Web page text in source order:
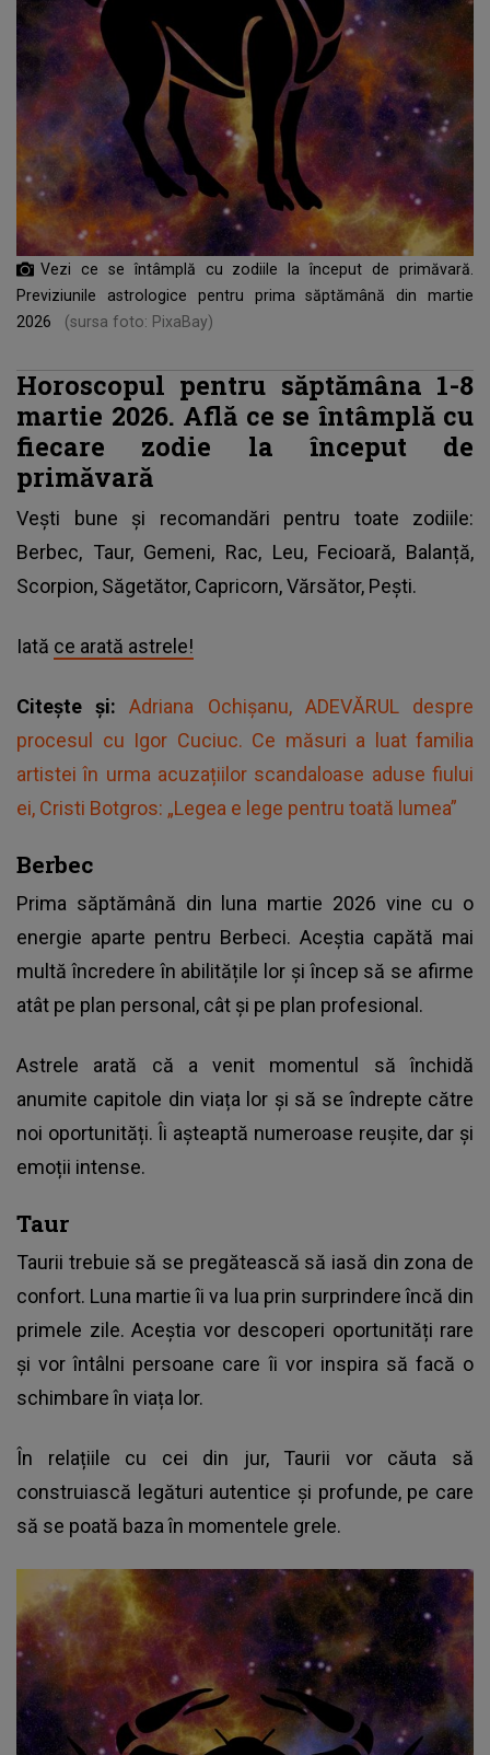
Vezi ce se întâmplă cu zodiile la început de primăvară.
Previziunile astrologice pentru prima săptămână din martie
2026
(sursa foto: PixaBay)
Horoscopul pentru săptămâna 1-8
martie 2026. Află ce se întâmplă cu
fiecare zodie la început de
primăvară
Vești bune și recomandări pentru toate zodiile:
Berbec, Taur, Gemeni, Rac, Leu, Fecioară, Balanță,
Scorpion, Săgetător, Capricorn, Vărsător, Pești.
Iată ce arată astrele!
Citește și:Adriana Ochișanu, ADEVĂRUL despre
procesul cu Igor Cuciuc. Ce măsuri a luat familia
artistei în urma acuzațiilor scandaloase aduse fiului
ei, Cristi Botgros: „Legea e lege pentru toată lumea”
Berbec
Prima săptămână din luna martie 2026 vine cu o
energie aparte pentru Berbeci. Aceștia capătă mai
multă încredere în abilitățile lor și încep să se afirme
atât pe plan personal, cât și pe plan profesional.
Astrele arată că a venit momentul să închidă
anumite capitole din viața lor și să se îndrepte către
noi oportunități. Îi așteaptă numeroase reușite, dar și
emoții intense.
Taur
Taurii trebuie să se pregătească să iasă din zona de
confort. Luna martie îi va lua prin surprindere încă din
primele zile. Aceștia vor descoperi oportunități rare
și vor întâlni persoane care îi vor inspira să facă o
schimbare în viața lor.
În relațiile cu cei din jur, Taurii vor căuta să
construiască legături autentice și profunde, pe care
să se poată baza în momentele grele.